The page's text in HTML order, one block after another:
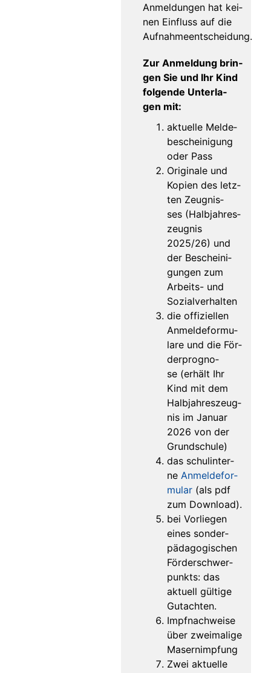
Anmel­dun­gen hat kei­
nen Ein­fluss auf die
Aufnahmeentscheidung.
Zur Anmel­dung brin­
gen Sie und Ihr Kind
fol­gen­de Unter­la­
gen mit:
aktu­el­le Mel­de­
be­schei­ni­gung
oder Pass
Ori­gi­na­le und
Kopien des letz­
ten Zeug­nis­
ses (Halb­jah­res­
zeug­nis
2025/26) und
der Beschei­ni­
gun­gen zum
Arbeits- und
Sozialverhalten
die offi­zi­el­len
Anmel­de­for­mu­
la­re und die För­
der­pro­gno­
se (erhält Ihr
Kind mit dem
Halb­jah­res­zeug­
nis im Janu­ar
2026 von der
Grundschule)
das schul­in­ter­
ne Anmel­de­for­
mu­lar (als pdf
zum Download).
bei Vor­lie­gen
eines son­der­
päd­ago­gi­schen
För­der­schwer­
punkts: das
aktu­ell gül­ti­ge
Gutachten.
Impf­nach­wei­se
über zwei­ma­li­ge
Masernimpfung
Zwei aktu­el­le